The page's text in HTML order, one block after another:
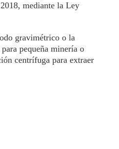
mediante la Ley
gravimétrico o la
pequeña minería o
centrífuga para extraer